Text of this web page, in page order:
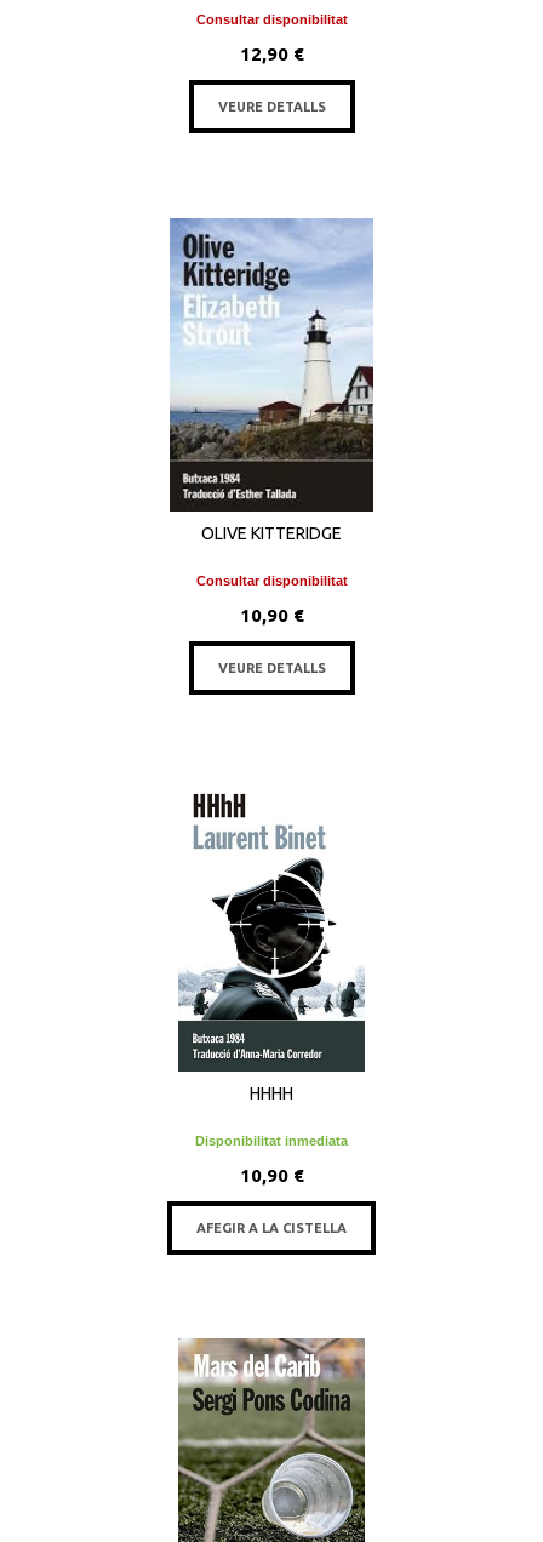
Consultar disponibilitat
12,90 €
VEURE DETALLS
OLIVE KITTERIDGE
Consultar disponibilitat
10,90 €
VEURE DETALLS
HHHH
Disponibilitat inmediata
10,90 €
AFEGIR A LA CISTELLA